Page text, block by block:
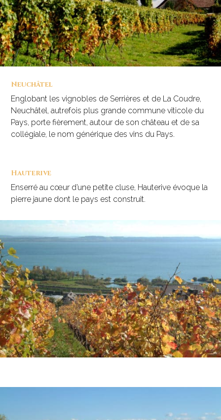
Neuchâtel
Englobant les vignobles de Serrières et de La Coudre,
Neuchâtel, autrefois plus grande commune viticole du
Pays, porte fièrement, autour de son château et de sa
collégiale, le nom générique des vins du Pays.
Hauterive
Enserré au cœur d’une petite cluse, Hauterive évoque la
pierre jaune dont le pays est construit.